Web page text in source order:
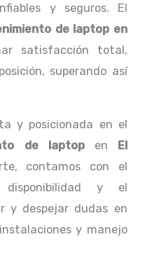
y seguros. El
de laptop en
satisfacción total,
superando así
y posicionada en el
de laptop en El
contamos con el
disponibilidad y el
y despejar dudas en
y manejo